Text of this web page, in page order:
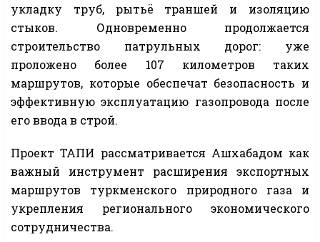
укладку труб, рытьё траншей и изоляцию
стыков. Одновременно продолжается
строительство патрульных дорог: уже
проложено более 107 километров таких
маршрутов, которые обеспечат безопасность и
эффективную эксплуатацию газопровода после
его ввода в строй.
Проект ТАПИ рассматривается Ашхабадом как
важный инструмент расширения экспортных
маршрутов туркменского природного газа и
укрепления регионального экономического
сотрудничества.